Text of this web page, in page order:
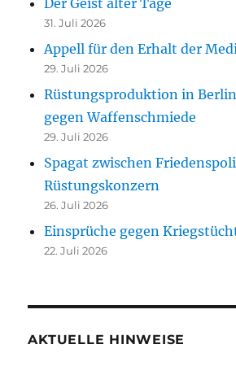
31. Juli 2026
Appell für den Erhalt der
29. Juli 2026
Rüstungsproduktion in
gegen Waffenschmiede
29. Juli 2026
Spagat zwischen
Rüstungskonzern
26. Juli 2026
Einsprüche gegen
22. Juli 2026
AKTUELLE HINWEISE